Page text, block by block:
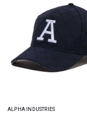
ALPHA INDUSTRIES